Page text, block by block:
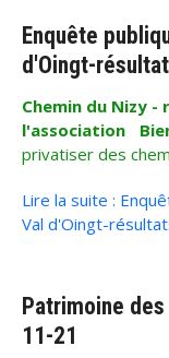
Enquête
d'Oingt-
Chemin du Nizy
l'association
privatiser des
Lire la suite :
Val d'Oingt-
Patrimoine
11-21